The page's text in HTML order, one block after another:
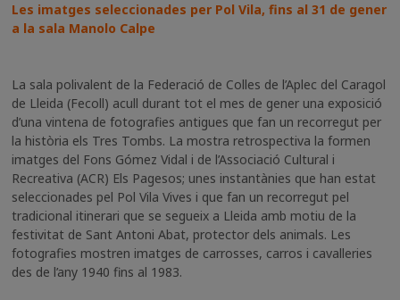
Les imatges seleccionades per Pol Vila, fins al 31 de gener
a la sala Manolo Calpe
La sala polivalent de la Federació de Colles de l’Aplec del Caragol
de Lleida (Fecoll) acull durant tot el mes de gener una exposició
d’una vintena de fotografies antigues que fan un recorregut per
la història els Tres Tombs. La mostra retrospectiva la formen
imatges del Fons Gómez Vidal i de l’Associació Cultural i
Recreativa (ACR) Els Pagesos; unes instantànies que han estat
seleccionades pel Pol Vila Vives i que fan un recorregut pel
tradicional itinerari que se segueix a Lleida amb motiu de la
festivitat de Sant Antoni Abat, protector dels animals. Les
fotografies mostren imatges de carrosses, carros i cavalleries
des de l’any 1940 fins al 1983.